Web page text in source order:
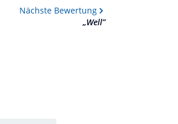
Nächste Bewertung
„Well”